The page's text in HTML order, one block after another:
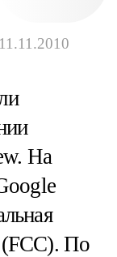
На
По